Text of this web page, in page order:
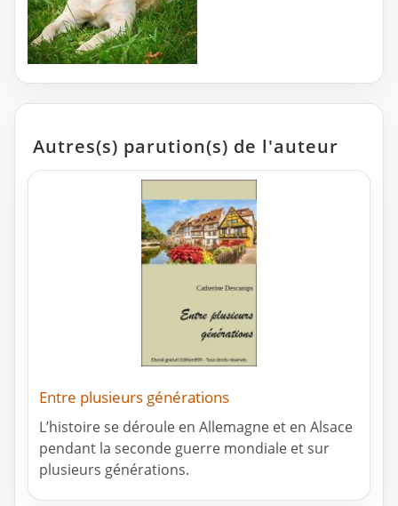
Autres(s) parution(s) de l'auteur
Entre plusieurs générations
L’histoire se déroule en Allemagne et en Alsace
pendant la seconde guerre mondiale et sur
plusieurs générations.